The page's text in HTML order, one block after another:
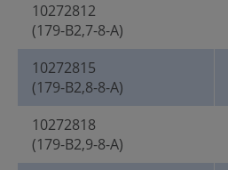
10272812
(179-B2,7-8-A)
10272815
(179-B2,8-8-A)
10272818
(179-B2,9-8-A)